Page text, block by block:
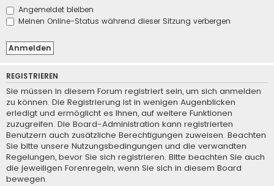
Angemeldet bleiben
Meinen Online-Status während dieser Sitzung verbergen
REGISTRIEREN
Sie müssen in diesem Forum registriert sein, um sich anmelden
zu können. Die Registrierung ist in wenigen Augenblicken
erledigt und ermöglicht es Ihnen, auf weitere Funktionen
zuzugreifen. Die Board-Administration kann registrierten
Benutzern auch zusätzliche Berechtigungen zuweisen. Beachten
Sie bitte unsere Nutzungsbedingungen und die verwandten
Regelungen, bevor Sie sich registrieren. Bitte beachten Sie auch
die jeweiligen Forenregeln, wenn Sie sich in diesem Board
bewegen.